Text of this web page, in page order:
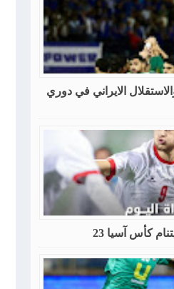
الايراني في دوري
كأس آسيا 23